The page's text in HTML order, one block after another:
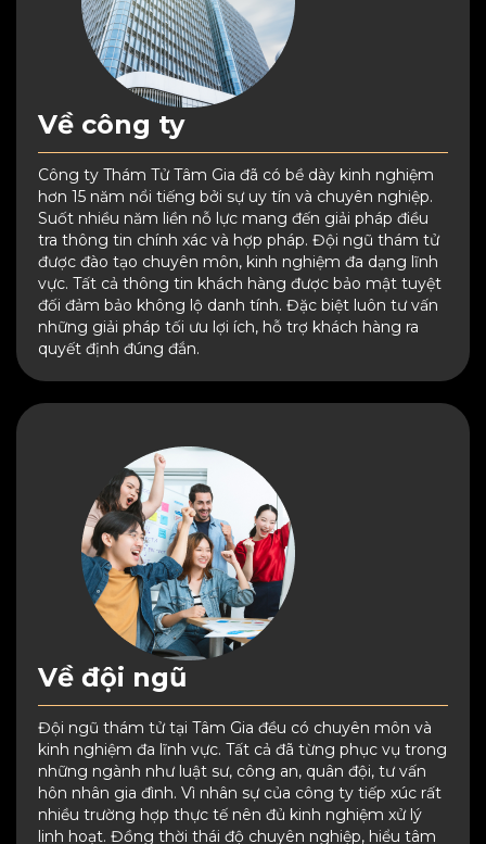
Về công ty
Công ty Thám Tử Tâm Gia đã có bề dày kinh nghiệm
hơn 15 năm nổi tiếng bởi sự uy tín và chuyên nghiệp.
Suốt nhiều năm liền nỗ lực mang đến giải pháp điều
tra thông tin chính xác và hợp pháp. Đội ngũ thám tử
được đào tạo chuyên môn, kinh nghiệm đa dạng lĩnh
vực. Tất cả thông tin khách hàng được bảo mật tuyệt
đối đảm bảo không lộ danh tính. Đặc biệt luôn tư vấn
những giải pháp tối ưu lợi ích, hỗ trợ khách hàng ra
quyết định đúng đắn.
Về đội ngũ
Đội ngũ thám tử tại Tâm Gia đều có chuyên môn và
kinh nghiệm đa lĩnh vực. Tất cả đã từng phục vụ trong
những ngành như luật sư, công an, quân đội, tư vấn
hôn nhân gia đình. Vì nhân sự của công ty tiếp xúc rất
nhiều trường hợp thực tế nên đủ kinh nghiệm xử lý
linh hoạt. Đồng thời thái độ chuyên nghiệp, hiểu tâm